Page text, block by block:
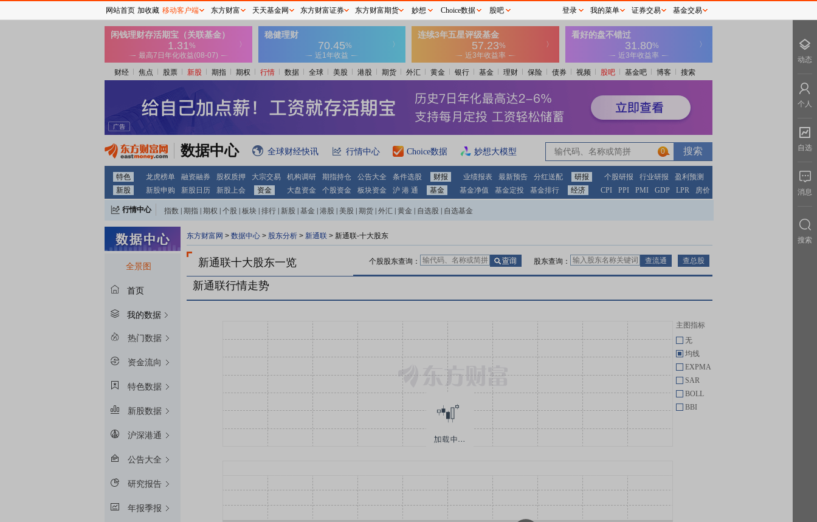
财经 焦点 股票 新股 期指 期权 行情 数据 全球 美股 港股 期货 外汇 黄金 银行 基金 理财 保险 债券 视频 股吧 基金吧 博客 搜索
数据中心 全球财经快讯 行情中心 Choice数据 妙想大模型 0
特色 龙虎榜单 融资融券 股权质押 大宗交易 机构调研 期指持仓 公告大全 条件选股 财报 业绩报表 最新预告 分红送配 研报 个股研报 行业研报
盈利预测
新股
新股申购 新股日历 新股上会 资金 大盘资金 个股资金 板块资金 沪 港 通 基金 基金净值 基金定投 基金排行 经济 CPI PPI PMI GDP LPR 房价
行情中心 指数 期指 期权 个股 板块 排行 新股 基金 港股 美股 期货 外汇 黄金 自选股 自选基金
全景图
首页
我的数据
热门数据
资金流向
特色数据
新股数据
沪深港通
公告大全
研究报告
年报季报
东方财富网 > 数据中心 > 股东分析 > 新通联 > 新通联-十大股东
新通联十大股东一览 股东查询：
个股股东查询：
新通联行情走势
主图指标
无
均线
EXPMA
SAR
BOLL
BBI
网站首页 加收藏 移动客户端 东方财富 天天基金网 东方财富证券 东方财富期货 妙想 Choice数据 股吧 登录 我的菜单 证券交易 基金交易
动态
个人
自选
消息
搜索